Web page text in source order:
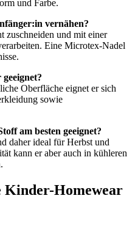
und Farbe.
vernähen?
zuschneiden und mit einer
Eine Microtex-Nadel
Oberfläche eignet er sich
sowie
am besten geeignet?
daher ideal für Herbst und
kann er aber auch in kühleren
Kinder-Homewear